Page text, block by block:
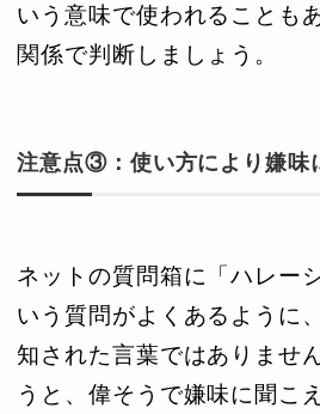
いう意味で使われることも
関係で判断しましょう。
注意点③：使い方により嫌味
ネットの質問箱に「ハレー
いう質問がよくあるように
知された言葉ではありませ
うと、偉そうで嫌味に聞こ